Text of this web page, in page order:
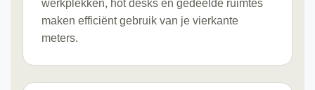
werkplekken, hot desks en gedeelde ruimtes
maken efficiënt gebruik van je vierkante
meters.